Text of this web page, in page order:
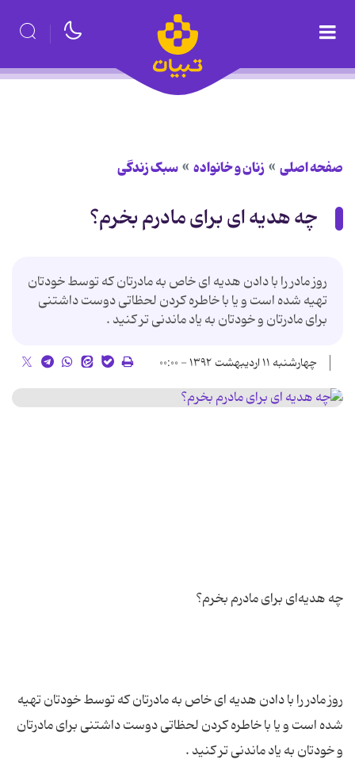
صفحه اصلی زنان و خانواده سبک زندگی
چه هدیه ای برای مادرم بخرم؟
روز مادر را با دادن هدیه ای خاص به مادرتان که توسط خودتان
تهیه شده است و یا با خاطره کردن لحظاتی دوست داشتنی
برای مادرتان و خودتان به یاد ماندنی تر کنید .
چهارشنبه ۱۱ اردیبهشت ۱۳۹۲ - ۰۰:۰۰
روز مادر را با دادن هدیه ای خاص به مادرتان که توسط خودتان تهیه
شده است و یا با خاطره کردن لحظاتی دوست داشتنی برای مادرتان